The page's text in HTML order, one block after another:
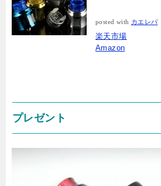
posted with カエレバ
楽天市場
Amazon
プレゼント